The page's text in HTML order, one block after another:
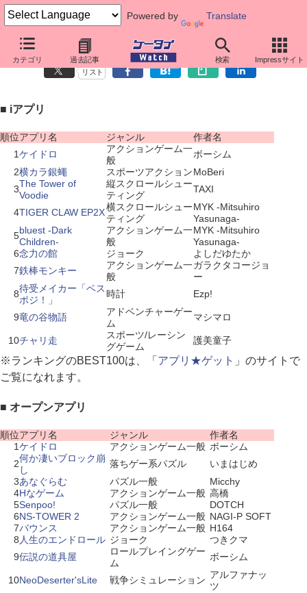
Powered by Translate
カテゴリ 過去記事 検索 Impressサイト
携帯アプリ人気ランキング（5月17日～5月23日）
リスト
■ iアプリ
順位アプリ名 ジャンル
作者名
1ケイドロ
アクションゲーム一
般
ボーシム
2横カラ銀蠅 スポーツアクションMoBeri
3The Tower of
Voodie
縦スクロールシュー
ティング
TAXI
4TIGER CLAW EP2X横スクロールシュー
ティング
MYK -Mitsuhiro
Yasunaga-
5bluest -Dark
Children-
アクションゲーム一
般
MYK -Mitsuhiro
Yasunaga-
6念力の館 ジョーク
よしだゆたか
7鉄棒モンキー
アクションゲーム一
般
ガラクタコージョ
ー
8待受メイカー「ベス
ポジ！」
時計 Ezp!
9竜の谷物語
アドベンチャーゲー
ム
マシマロ
10チャリ走
スポーツ/レーシン
グゲーム
護美童子
※ランキングのBEST100は、「 アプリ★ゲット 」のサイトで
ご覧になれます。
■ オープンアプリ
順位アプリ名 ジャンル
作者名
1ケイドロ アクションゲーム一般 ボーシム
2何か凄いブロック崩
し
落ちゲー系パズル
いまはじめ
3あなぐらむ パズル一般
Micchy
4Hなゲーム アクションゲーム一般 高橋
5Senpoo! パズル一般
DOTCH
6NS-TOWER 2 アクションゲーム一般 NAGI-P SOFT
7バウンス アクションゲーム一般 H164
8 人生のエンドロール ジョーク
つきクマ
9伝説の道具屋
ロールプレイングゲー
ム
ボーシム
10NeoDeserter'sLite 戦争シミュレーション アルファナッ
ツ